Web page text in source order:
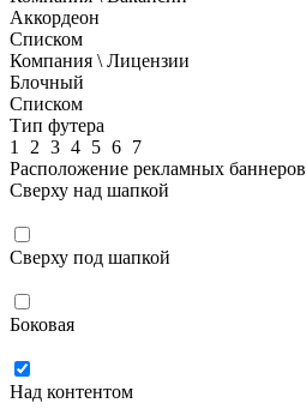
Аккордеон
Списком
Компания \ Лицензии
Блочный
Списком
Тип футера
1
2 3 4 5 6 7
Расположение рекламных баннеров
Сверху над шапкой
Сверху под шапкой
Боковая
Над контентом